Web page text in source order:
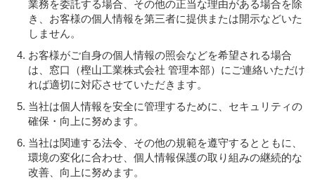
業務を委託する場合、その他の正当な理由がある場合を除
き、お客様の個人情報を第三者に提供または開示などいた
しません。
お客様がご自身の個人情報の照会などを希望される場合
は、窓口（樫山工業株式会社 管理本部）にご連絡いただけ
れば適切に対応させていただきます。
当社は個人情報を安全に管理するために、セキュリティの
確保・向上に努めます。
当社は関連する法令、その他の規範を遵守するとともに、
環境の変化に合わせ、個人情報保護の取り組みの継続的な
改善、向上に努めます。